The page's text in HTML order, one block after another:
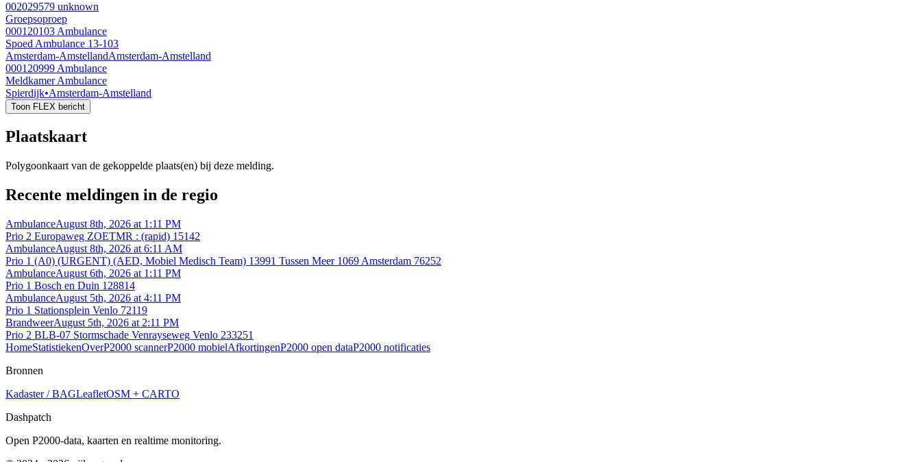
002029579 unknown
Groepsoproep
000120103 Ambulance
Spoed Ambulance 13-103
Amsterdam-AmstellandAmsterdam-Amstelland
000120999 Ambulance
Meldkamer Ambulance
Spierdijk•Amsterdam-Amstelland
Toon FLEX bericht
Plaatskaart
Polygoonkaart van de gekoppelde plaats(en) bij deze melding.
Recente meldingen in de regio
AmbulanceAugust 8th, 2026 at 1:11 PM
Prio 2 Europaweg ZOETMR : (rapid) 15142
AmbulanceAugust 8th, 2026 at 6:11 AM
Prio 1 (A0) (URGENT) (AED, Mobiel Medisch Team) 13991 Tussen Meer 1069 Amsterdam 76252
AmbulanceAugust 6th, 2026 at 1:11 PM
Prio 1 Bosch en Duin 128814
AmbulanceAugust 5th, 2026 at 4:11 PM
Prio 1 Stationsplein Venlo 72119
BrandweerAugust 5th, 2026 at 2:11 PM
Prio 2 BLB-07 Stormschade Venrayseweg Venlo 233251
HomeStatistiekenOverP2000 scannerP2000 mobielAfkortingenP2000 open dataP2000 notificaties
Bronnen
Kadaster / BAGLeafletOSM + CARTO
Dashpatch
Open P2000-data, kaarten en realtime monitoring.